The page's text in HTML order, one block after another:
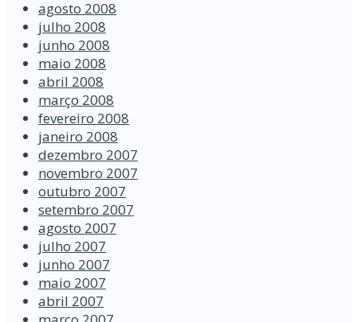
agosto 2008
julho 2008
junho 2008
maio 2008
abril 2008
março 2008
fevereiro 2008
janeiro 2008
dezembro 2007
novembro 2007
outubro 2007
setembro 2007
agosto 2007
julho 2007
junho 2007
maio 2007
abril 2007